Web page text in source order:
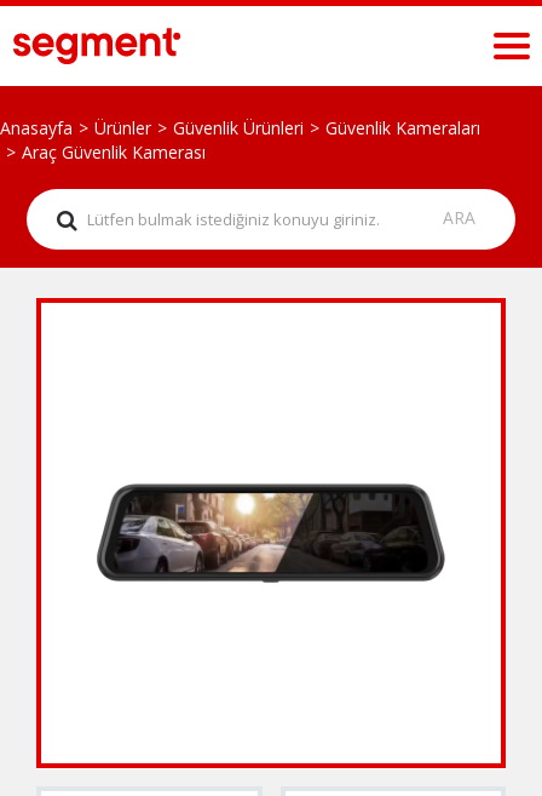
Anasayfa Ürünler Güvenlik Ürünleri
Güvenlik Kameraları
Araç Güvenlik Kamerası